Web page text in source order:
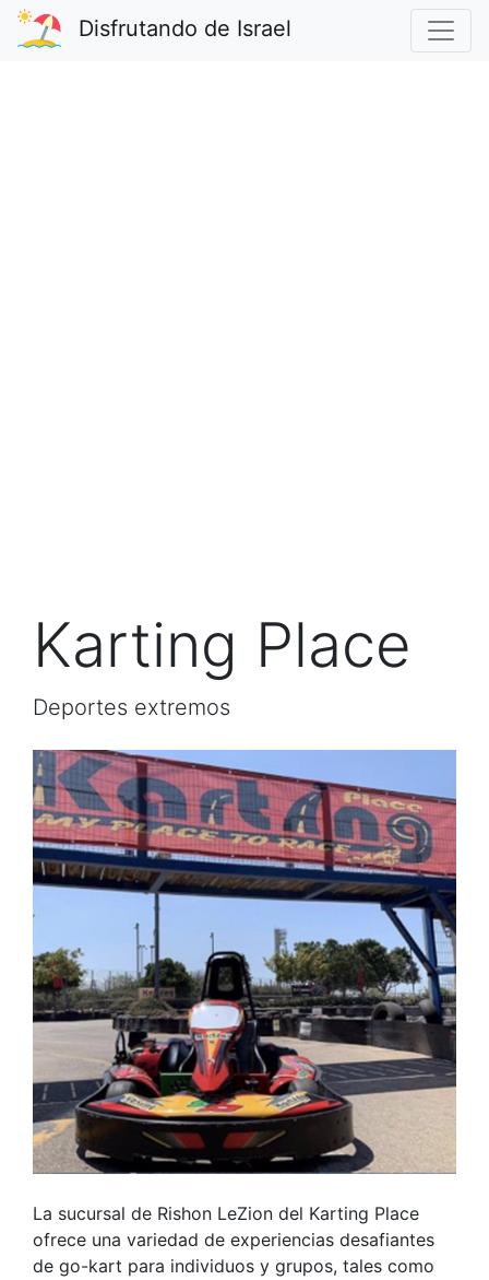
Disfrutando de Israel
Karting Place
Deportes extremos
La sucursal de Rishon LeZion del Karting Place
ofrece una variedad de experiencias desafiantes
de go-kart para individuos y grupos, tales como